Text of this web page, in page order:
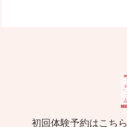
初回体験予約はこちら